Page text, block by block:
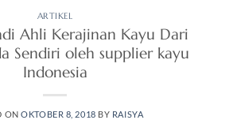
ARTIKEL
Ahli Kerajinan Kayu Dari
Sendiri oleh supplier kayu
Indonesia
ONOKTOBER 8, 2018 BY RAISYA